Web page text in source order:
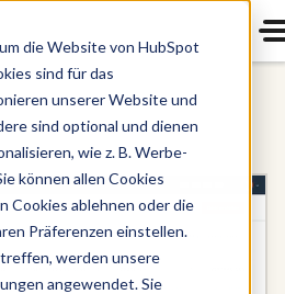
die Website von HubSpot
sind für das
unserer Website und
sind optional und dienen
wie z. B. Werbe-
können allen Cookies
Cookies ablehnen oder die
Präferenzen einstellen.
werden unsere
angewendet. Sie